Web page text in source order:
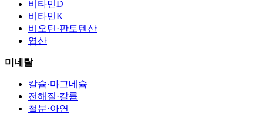
비타민D
비타민K
비오틴·판토텐산
엽산
미네랄
칼슘·마그네슘
전해질·칼륨
철분·아연